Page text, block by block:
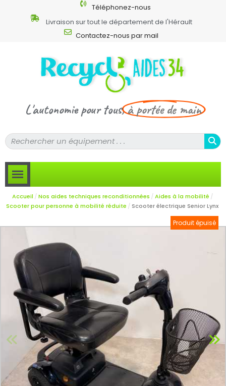
Téléphonez-nous
Livraison sur tout le département de l'Hérault
Contactez-nous par mail
L'autonomie pour tous,à portée de main
Accueil Nos aides techniques reconditionnées
Aides à la mobilité
Scooter pour personne à mobilité réduite
Scooter électrique Senior Lynx
Produit épuisé